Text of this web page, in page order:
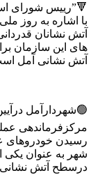
🔻”رییس شورای
با اشاره به روز
آتش نشانان
های این سازمان
آتش نشانی آمل
🟢شهردارآمل
مرکزفرماندهی
رسیدن خودروهای
شهر به عنوان یکی
درسطح آتش